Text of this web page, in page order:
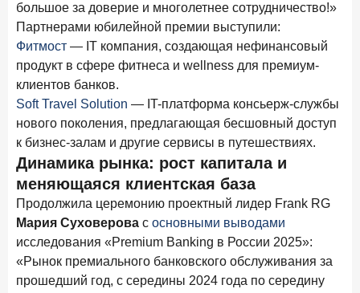
4 июня 2026 года
Синергия интеллектов: будущее контакт-центров в
партнерстве человека и технологий
1 июня 2026 года
В борьбе за сбережения россиян банки учатся
понимать контекст
28 мая 2026 года ИССЛЕДОВАНИЕ
Доверие становится главным фактором на рынке
Private banking
25 мая 2026 года
Ипотека в России: итоги апреля 2026 года в цифрах
13 мая 2026 года ИССЛЕДОВАНИЕ
«Ни один зарубежный private банк не может
большое за доверие и многолетнее сотрудничество!»
Партнерами юбилейной премии выступили:
Фитмост — IT компания, создающая нефинансовый
продукт в сфере фитнеса и wellness для премиум-
клиентов банков.
Soft Travel Solution — IT-платформа консьерж-службы
нового поколения, предлагающая бесшовный доступ
к бизнес-залам и другие сервисы в путешествиях.
Динамика рынка: рост капитала и
меняющаяся клиентская база
Продолжила церемонию проектный лидер Frank RG
Мария Суховерова с основными выводами
исследования «Premium Banking в России 2025»:
«Рынок премиального банковского обслуживания за
прошедший год, с середины 2024 года по середину